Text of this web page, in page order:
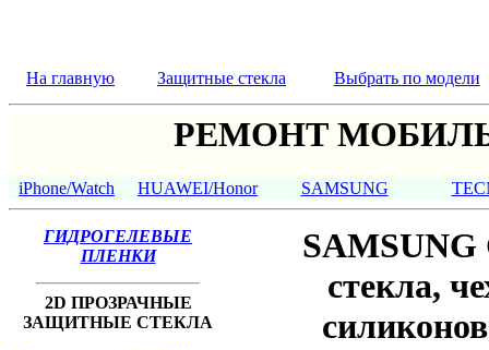
На главную Защитные стекла Выбрать по модели
РЕМОНТ
iPhone/Watch HUAWEI/Honor SAMSUNG
ГИДРОГЕЛЕВЫЕ
ПЛЕНКИ
2D ПРОЗРАЧНЫЕ
ЗАЩИТНЫЕ СТЕКЛА
SAMSUNG
стекла,